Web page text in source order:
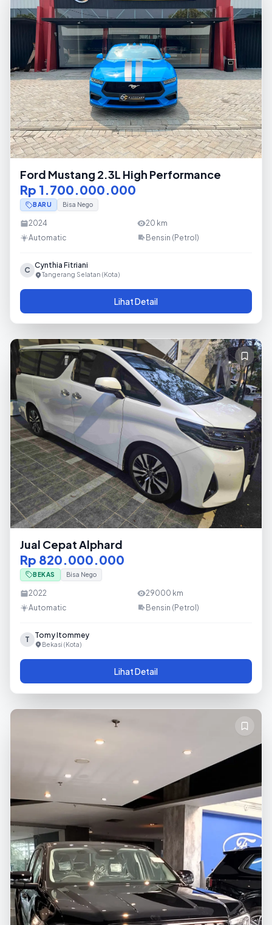
Ford Mustang 2.3L High Performance
Rp 1.700.000.000
BARU Bisa Nego
2024 20 km
Automatic
Bensin (Petrol)
C Cynthia Fitriani
Tangerang Selatan (Kota)
Lihat Detail
Jual Cepat Alphard
Rp 820.000.000
BEKAS Bisa Nego
2022 29000 km
Automatic
Bensin (Petrol)
T Tomy Itommey
Bekasi (Kota)
Lihat Detail